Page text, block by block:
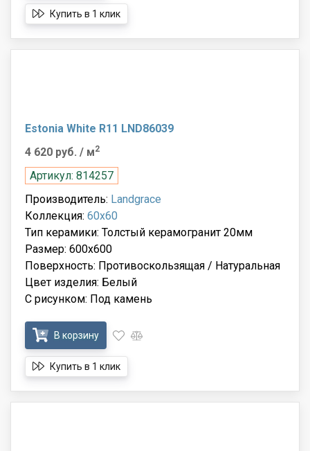
Купить в 1 клик
Estonia White R11 LND86039
4 620 руб. / м2
Артикул: 814257
Производитель: Landgrace
Коллекция: 60x60
Тип керамики: Толстый керамогранит 20мм
Размер: 600x600
Поверхность: Противоскользящая / Натуральная
Цвет изделия: Белый
С рисунком: Под камень
В корзину
Купить в 1 клик